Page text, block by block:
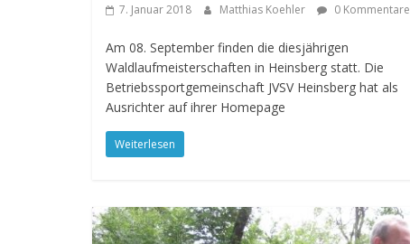
7. Januar 2018 Matthias Koehler 0 Kommentare
Am 08. September finden die diesjährigen
Waldlaufmeisterschaften in Heinsberg statt. Die
Betriebssportgemeinschaft JVSV Heinsberg hat als
Ausrichter auf ihrer Homepage
Weiterlesen